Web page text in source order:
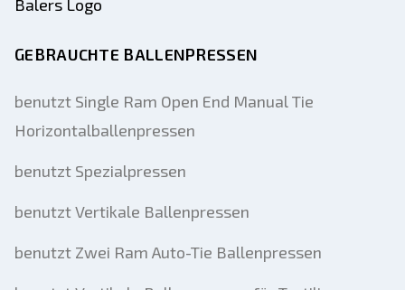
GEBRAUCHTE BALLENPRESSEN
benutzt Single Ram Open End Manual Tie
Horizontalballenpressen
benutzt Spezialpressen
benutzt Vertikale Ballenpressen
benutzt Zwei Ram Auto-Tie Ballenpressen